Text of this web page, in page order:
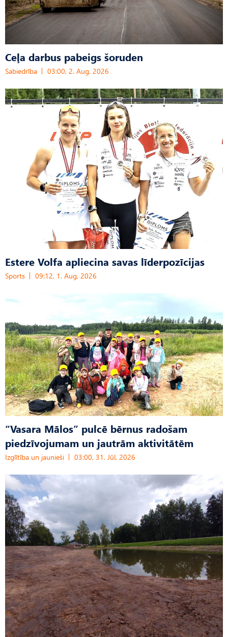
Ceļa darbus pabeigs šoruden
Sabiedrība 03:00, 2. Aug, 2026
Estere Volfa apliecina savas līderpozīcijas
Sports 09:12, 1. Aug, 2026
“Vasara Mālos” pulcē bērnus radošam
piedzīvojumam un jautrām aktivitātēm
Izglītība un jaunieši 03:00, 31. Jūl, 2026